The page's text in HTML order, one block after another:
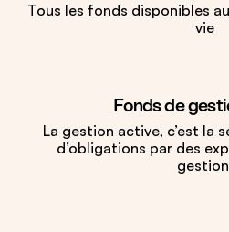
Tous les fonds disponibles
vie
Fonds de
La gestion active, c’est la
d’obligations par des